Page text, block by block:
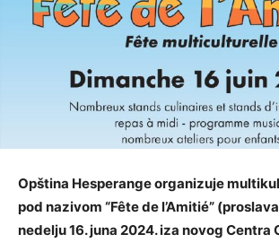
Opština Hesperange organizuje
pod nazivom “Fête de l’Amitié”
nedelju 16. juna 2024. iza novog Centra